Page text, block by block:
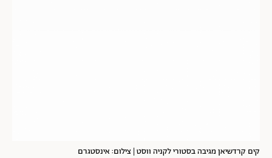
קים קרדשיאן מגיבה בסטורי לקניה ווסט | צילום: אינסטגרם